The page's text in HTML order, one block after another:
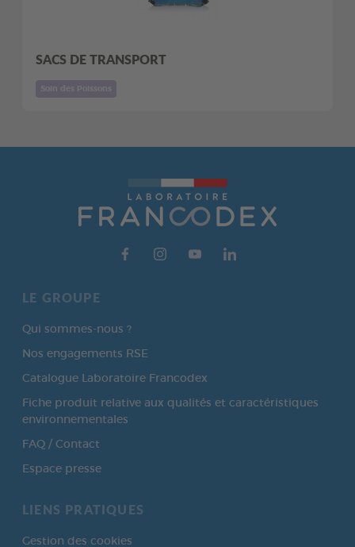
SACS DE TRANSPORT
LE GROUPE
Qui sommes-nous ?
Nos engagements RSE
Catalogue Laboratoire Francodex
Fiche produit relative aux qualités et caractéristiques
environnementales
FAQ / Contact
Espace presse
LIENS PRATIQUES
Gestion des cookies